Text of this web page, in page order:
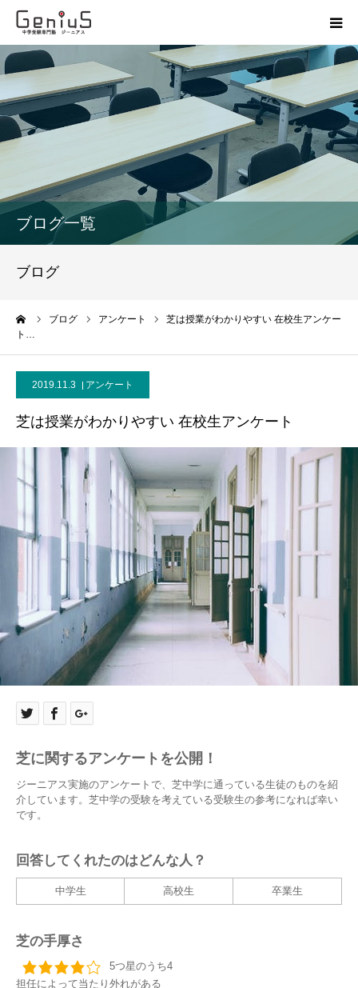
ブログ一覧
ブログ
ブログ アンケート
芝は授業がわかりやすい 在校生アンケー
ト…
2019.11.3 アンケート
芝は授業がわかりやすい 在校生アンケート
芝に関するアンケートを公開！
ジーニアス実施のアンケートで、芝中学に通っている生徒のものを紹
介しています。芝中学の受験を考えている受験生の参考になれば幸い
です。
回答してくれたのはどんな人？
中学生 高校生 卒業生
芝の手厚さ
5つ星のうち4
担任によって当たり外れがある
授業
志望校別特訓
模試